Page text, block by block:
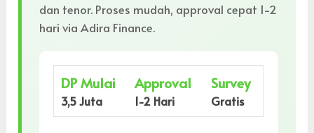
dan tenor. Proses mudah, approval cepat 1-2
hari via Adira Finance.
DP Mulai
3,5 Juta
Approval
1-2 Hari
Survey
Gratis